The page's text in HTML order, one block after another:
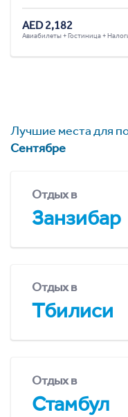
AED 2,182
Авиабилеты + Гостиница +
Лучшие места для
Сентябре
Отдых в
Занзибар
Отдых в
Тбилиси
Отдых в
Стамбул